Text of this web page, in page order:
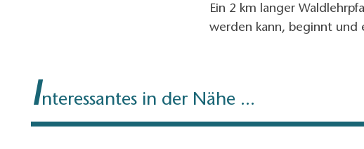
Ein 2 km langer
werden kann, beginnt und
Interessantes in der Nähe ...